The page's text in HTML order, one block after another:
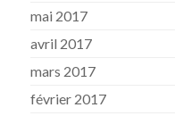
mai 2017
avril 2017
mars 2017
février 2017